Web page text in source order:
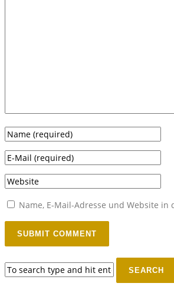
Name, E-Mail-Adresse und Website